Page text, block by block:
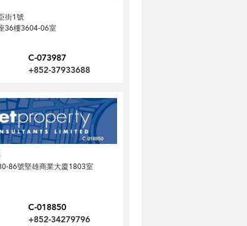
街1號
36樓3604-06室
C-073987
+852-37933688
86號堅雄商業大廈1803室
C-018850
+852-34279796